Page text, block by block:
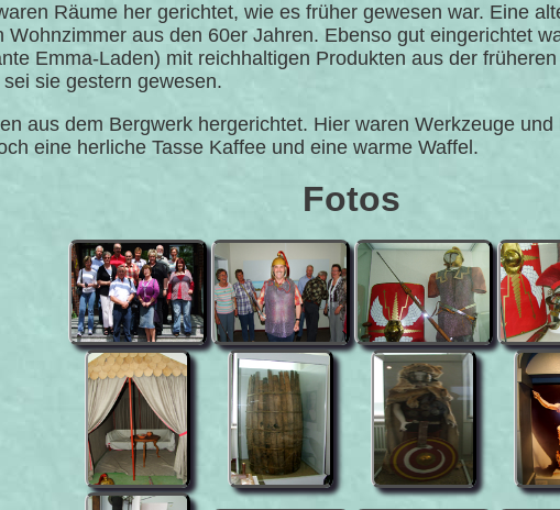
Räume her gerichtet, wie es früher gewesen war. Eine
Wohnzimmer aus den 60er Jahren. Ebenso gut eingerichtet
Emma-Laden) mit reichhaltigen Produkten aus der
sie gestern gewesen.
aus dem Bergwerk hergerichtet. Hier waren Werkzeuge
eine herliche Tasse Kaffee und eine warme Waffel.
Fotos